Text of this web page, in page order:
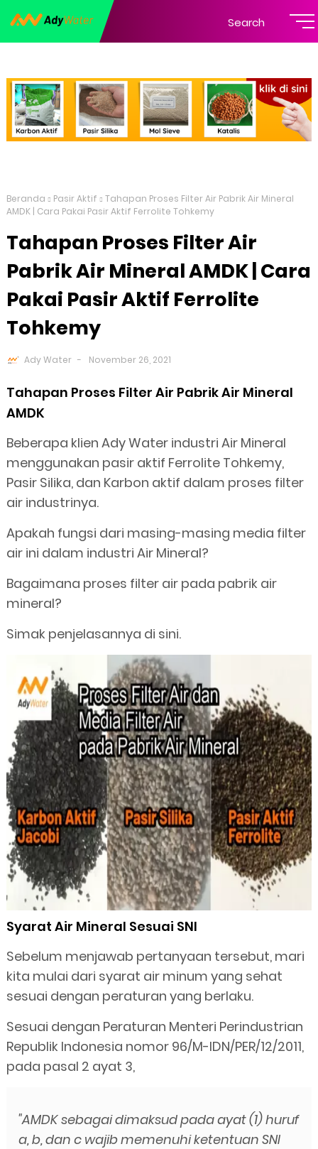
Search
Beranda Pasir Aktif
Tahapan Proses Filter Air Pabrik Air Mineral
AMDK | Cara Pakai Pasir Aktif Ferrolite Tohkemy
Tahapan Proses Filter Air
Pabrik Air Mineral AMDK | Cara
Pakai Pasir Aktif Ferrolite
Tohkemy
Ady Water November 26, 2021
Tahapan Proses Filter Air Pabrik Air Mineral
AMDK
Beberapa klien Ady Water industri Air Mineral
menggunakan pasir aktif Ferrolite Tohkemy,
Pasir Silika, dan Karbon aktif dalam proses filter
air industrinya.
Apakah fungsi dari masing-masing media filter
air ini dalam industri Air Mineral?
Bagaimana proses filter air pada pabrik air
mineral?
Simak penjelasannya di sini.
Syarat Air Mineral Sesuai SNI
Sebelum menjawab pertanyaan tersebut, mari
kita mulai dari syarat air minum yang sehat
sesuai dengan peraturan yang berlaku.
Sesuai dengan Peraturan Menteri Perindustrian
Republik Indonesia nomor 96/M-IDN/PER/12/2011,
pada pasal 2 ayat 3,
"AMDK sebagai dimaksud pada ayat (1) huruf
a, b, dan c wajib memenuhi ketentuan SNI